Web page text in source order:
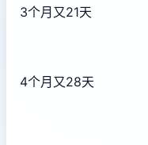
3个月又21天
4个月又28天